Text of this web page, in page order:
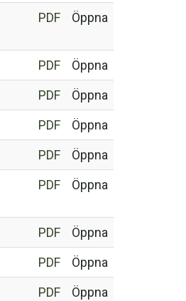
PDF Öppna
PDF
Öppna
PDF
Öppna
PDF
Öppna
PDF
Öppna
PDF Öppna
PDF
Öppna
PDF
Öppna
PDF
Öppna